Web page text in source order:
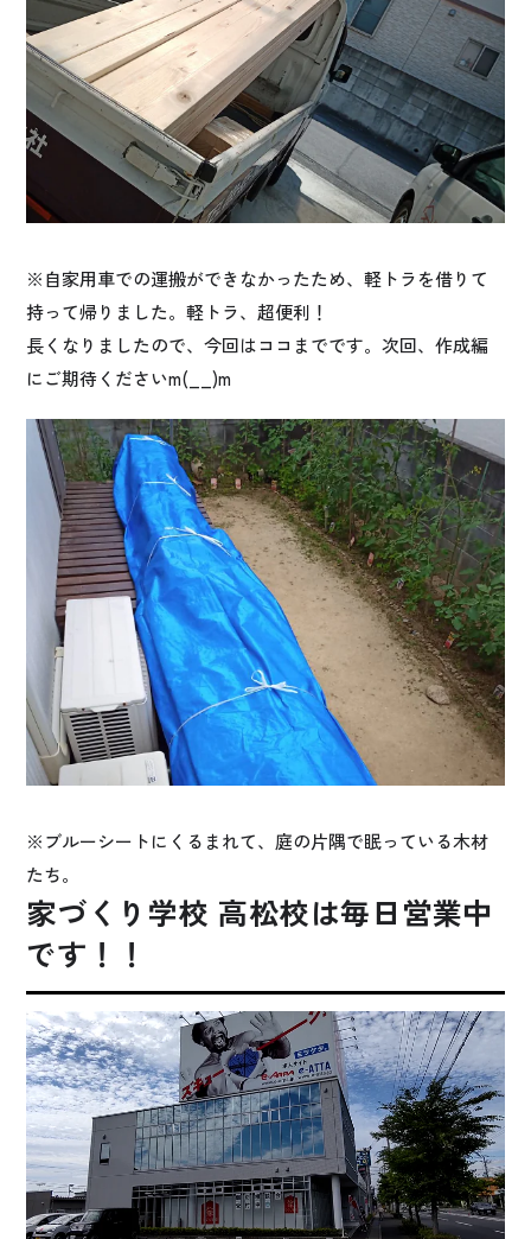
※自家用車での運搬ができなかったため、軽トラを借りて
持って帰りました。軽トラ、超便利！
長くなりましたので、今回はココまでです。次回、作成編
にご期待くださいm(__)m
※ブルーシートにくるまれて、庭の片隅で眠っている木材
たち。
家づくり学校 高松校は毎日営業中
です！！